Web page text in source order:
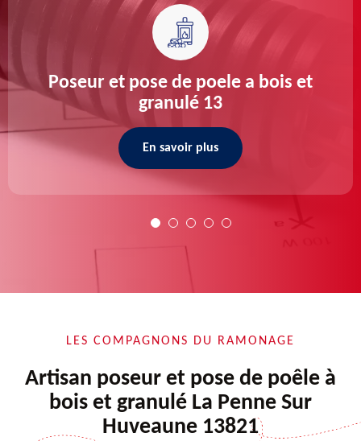
Poseur et pose de poele a bois et
granulé 13
En savoir plus
LES COMPAGNONS DU RAMONAGE
Artisan poseur et pose de poêle à
bois et granulé La Penne Sur
Huveaune 13821